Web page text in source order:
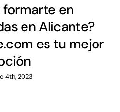
formarte en
en Alicante?
es tu mejor
4th, 2023